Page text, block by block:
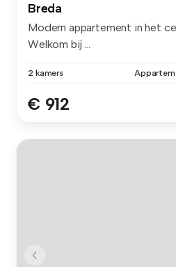
Breda
Modern appartement in het
Welkom bij ...
2 kamers
€ 912